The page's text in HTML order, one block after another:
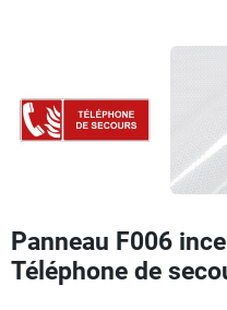
Panneau F006
Téléphone de